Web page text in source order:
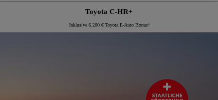
Toyota C-HR+
Inklusive 6.200 € Toyota E-Auto Bonus⁹